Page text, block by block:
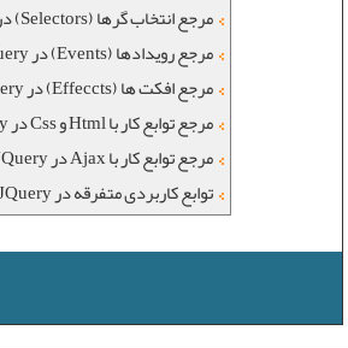
مرجع انتخاب گرها (Selectors) در JQuery
مرجع رویدادها (Events) در JQuery
مرجع افکت ها (Effeccts) در JQuery
مرجع توابع کار با Html و Css در JQuery
مرجع توابع کار با Ajax در JQuery
توابع کاربردی متفرقه در JQuery